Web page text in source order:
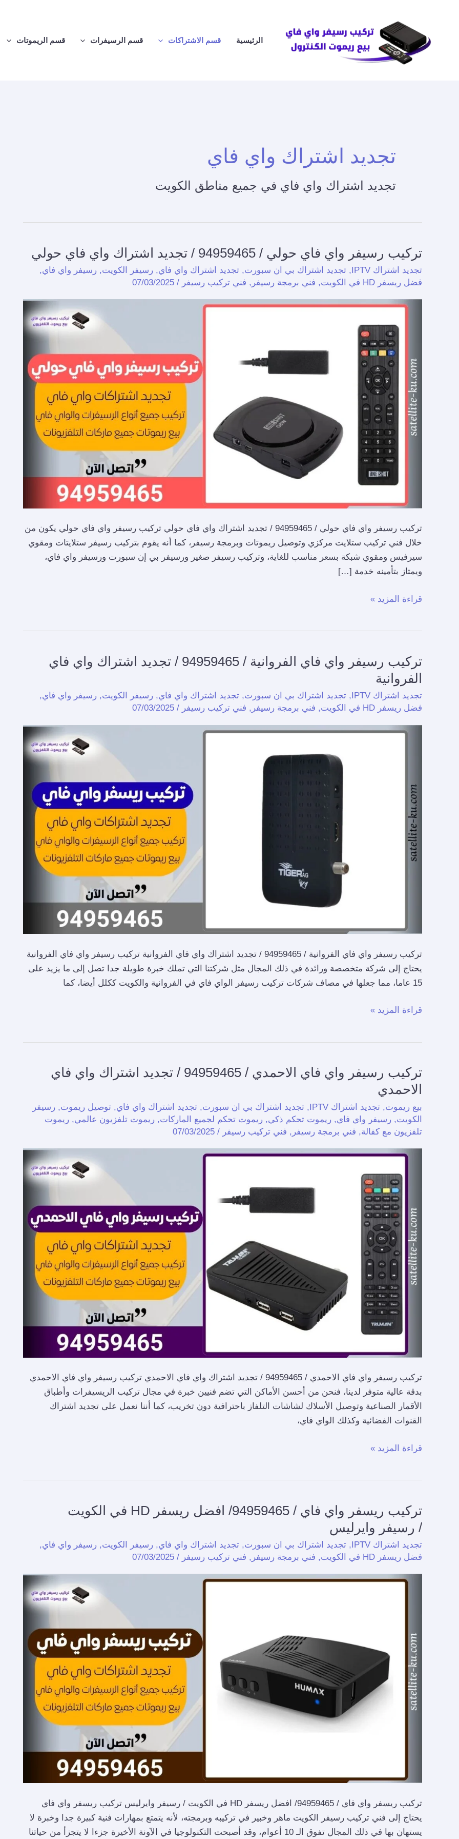
الرئيسية قسم الاشتراكات قسم الرسيفرات قسم الريموتات
تجديد اشتراك واي فاي
تجديد اشتراك واي فاي في جميع مناطق الكويت
تركيب رسيفر واي فاي حولي / 94959465 / تجديد اشتراك واي فاي حولي
تجديد اشتراك IPTV , تجديد اشتراك بي ان سبورت, تجديد اشتراك واي فاي, رسيفر الكويت, رسيفر واي فاي,
فضل ريسفر HD في الكويت
, فني برمجة رسيفر , فني تركيب رسيفر /
07/03/2025
تركيب رسيفر واي فاي حولي / 94959465 / تجديد اشتراك واي فاي حولي تركيب رسيفر واي فاي حولي يكون من
خلال فني تركيب ستلايت مركزي وتوصيل ريموتات وبرمجة رسيفر، كما أنه يقوم بتركيب رسيفر ستلايتات ومقوي
سيرفيس ومقوي شبكة بسعر مناسب للغاية، وتركيب رسيفر صغير ورسيفر بي إن سبورت ورسيفر واي فاي،
ويمتاز بتأمينه خدمة […]
تركيب
واي
حولي
94959465
تجديد
اشتراك
واي
فاي
حولي
قراءة المزيد »
تركيب رسيفر واي فاي الفروانية / 94959465 / تجديد اشتراك واي فاي
الفروانية
تجديد اشتراك IPTV , تجديد اشتراك بي ان سبورت, تجديد اشتراك واي فاي, رسيفر الكويت, رسيفر واي فاي,
فضل ريسفر HD في الكويت
, فني برمجة رسيفر , فني تركيب رسيفر /
07/03/2025
تركيب رسيفر واي فاي الفروانية / 94959465 / تجديد اشتراك واي فاي الفروانية تركيب رسيفر واي فاي الفروانية
يحتاج إلى شركة متخصصة ورائدة في ذلك المجال مثل شركتنا التي تملك خبرة طويلة جدا تصل إلى ما يزيد على
15 عاما، مما جعلها في مصاف شركات تركيب رسيفر الواي فاي في الفروانية والكويت ككلل أيضا، كما
تركيب
رسيفر
فاي
اشتراك
واي
فاي
الفروانية
قراءة المزيد »
تركيب رسيفر واي فاي الاحمدي / 94959465 / تجديد اشتراك واي فاي
الاحمدي
بيع ريموت, تجديد اشتراك IPTV , تجديد اشتراك بي ان سبورت, تجديد اشتراك واي فاي, توصيل ريموت, رسيفر
الكويت, رسيفر واي فاي, ريموت تحكم ذكي, ريموت تحكم لجميع الماركات, ريموت تلفزيون عالمي, ريموت
تلفزيون مع كفالة, فني برمجة رسيفر , فني تركيب رسيفر /
07/03/2025
تركيب رسيفر واي فاي الاحمدي / 94959465 / تجديد اشتراك واي فاي الاحمدي تركيب رسيفر واي فاي الاحمدي
بدقة عالية متوفر لدينا، فنحن من أحسن الأماكن التي تضم فنيين خبرة في مجال تركيب الريسيفرات وأطباق
الأقمار الصناعية وتوصيل الأسلاك لشاشات التلفاز باحترافية دون تخريب، كما أننا نعمل على تجديد اشتراك
القنوات الفضائية وكذلك الواي فاي،
تركيب
رسيفر
فاي
الاحمدي
94959465
اشتراك
واي
فاي
الاحمدي
قراءة المزيد »
تركيب ريسفر واي فاي / 94959465/ افضل ريسفر HD في الكويت
/ رسيفر وايرليس
تجديد اشتراك IPTV , تجديد اشتراك بي ان سبورت, تجديد اشتراك واي فاي, رسيفر الكويت, رسيفر واي فاي,
فضل ريسفر HD في الكويت
, فني برمجة رسيفر , فني تركيب رسيفر /
07/03/2025
تركيب ريسفر واي فاي / 94959465/ افضل ريسفر HD في الكويت / رسيفر وايرليس تركيب ريسفر واي فاي
يحتاج إلى فني تركيب رسيفر الكويت ماهر وخبير في تركيبه وبرمجته، لأنه يتمتع بمهارات فنية كبيرة جدا وخبرة لا
يستهان بها في ذلك المجال تفوق الـ 10 أعوام، وقد أصبحت التكنولوجيا في الآونة الأخيرة جزءا لا يتجزأ من حياتنا
تركيب
ريسفر
واي
فاي
94959465/
في
الكويت
/ رسيفر وايرليس